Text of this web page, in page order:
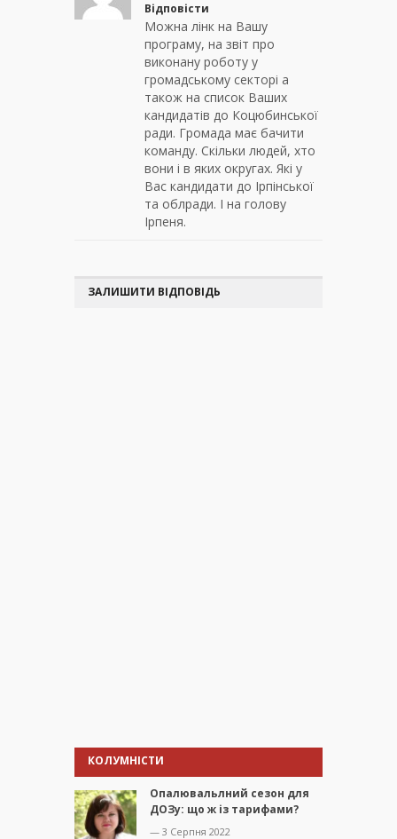
Відповісти
Можна лінк на Вашу
програму, на звіт про
виконану роботу у
громадському секторі а
також на список Ваших
кандидатів до Коцюбинської
ради. Громада має бачити
команду. Скільки людей, хто
вони і в яких округах. Які у
Вас кандидати до Ірпінської
та облради. І на голову
Ірпеня.
ЗАЛИШИТИ ВІДПОВІДЬ
КОЛУМНІСТИ
Опалювальлний сезон для
ДОЗу: що ж із тарифами?
— 3 Серпня 2022